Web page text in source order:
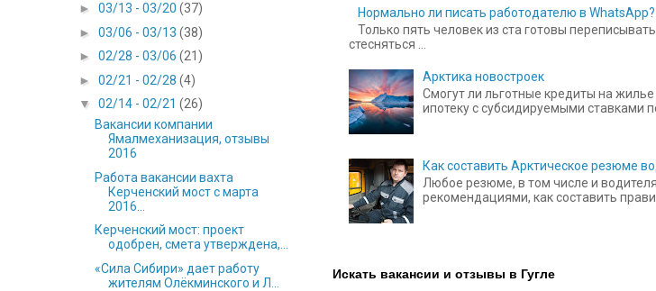
Нормально ли писать работодателю в WhatsApp?
Только пять человек из ста готовы
стесняться ...
Арктика новостроек
Смогут ли льготные кредиты на жилье
ипотеку с субсидируемыми ставками по
Как составить Арктическое резюме
Любое резюме, в том числе и
рекомендациями, как составить
Искать вакансии и отзывы в Гугле
► 03/13 - 03/20 (37)
► 03/06 - 03/13 (38)
► 02/28 - 03/06 (21)
► 02/21 - 02/28 (4)
▼ 02/14 - 02/21 (26)
Вакансии компании
Ямалмеханизация, отзывы
2016
Работа вакансии вахта
Керченский мост с марта
2016...
Керченский мост: проект
одобрен, смета утверждена,...
«Сила Сибири» дает работу
жителям Олёкминского и Л...